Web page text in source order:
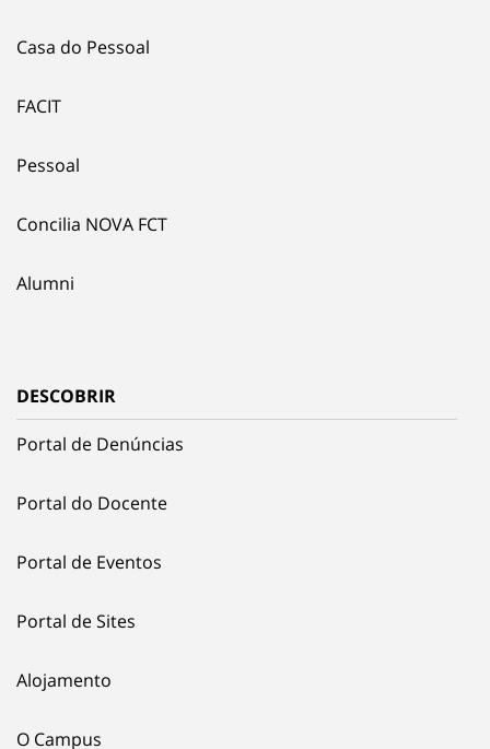
Casa do Pessoal
FACIT
Pessoal
Concilia NOVA FCT
Alumni
DESCOBRIR
Portal de Denúncias
Portal do Docente
Portal de Eventos
Portal de Sites
Alojamento
O Campus